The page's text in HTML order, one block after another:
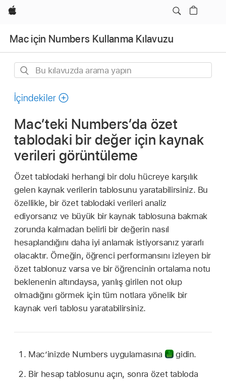
wzlhp
Mac için Numbers Kullanma Kılavuzu
Bu
arama
İçindekiler
Mac’teki Numbers’da özet
tablodaki bir değer için kaynak
verileri görüntüleme
Özet tablodaki herhangi bir dolu hücreye karşılık
gelen kaynak verilerin tablosunu yaratabilirsiniz. Bu
özellikle, bir özet tablodaki verileri analiz
ediyorsanız ve büyük bir kaynak tablosuna bakmak
zorunda kalmadan belirli bir değerin nasıl
hesaplandığını daha iyi anlamak istiyorsanız yararlı
olacaktır. Örneğin, öğrenci performansını izleyen bir
özet tablonuz varsa ve bir öğrencinin ortalama notu
beklenenin altındaysa, yanlış girilen not olup
olmadığını görmek için tüm notlara yönelik bir
kaynak veri tablosu yaratabilirsiniz.
Mac’inizde Numbers uygulamasına
gidin.
Bir hesap tablosunu açın, sonra özet tabloda